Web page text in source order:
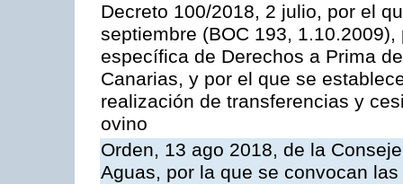
Decreto 100/2018, 2 julio, por el
septiembre (BOC 193,
específica de Derechos a Prima
Canarias, y por el que se
realización de transferencias y
ovino
Orden, 13 ago 2018, de la
Aguas, por la que se convocan